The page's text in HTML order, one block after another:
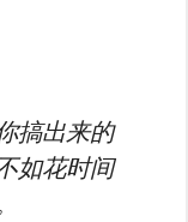
搞出来的
如花时间